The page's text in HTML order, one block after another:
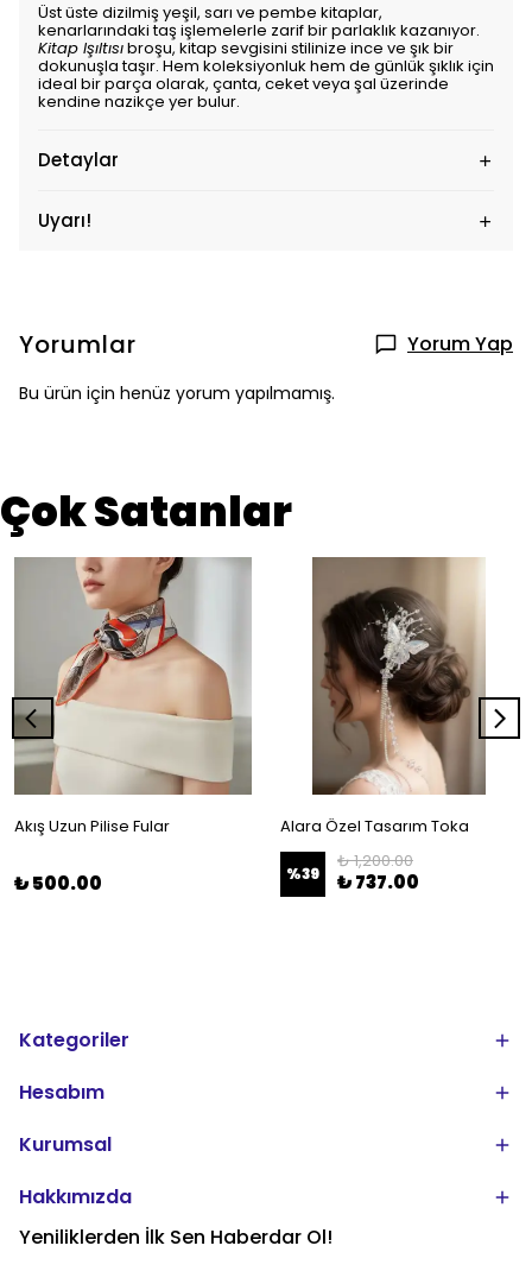
Üst üste dizilmiş yeşil, sarı ve pembe kitaplar,
kenarlarındaki taş işlemelerle zarif bir parlaklık kazanıyor.
Kitap Işıltısıbroşu, kitap sevgisini stilinize ince ve şık bir
dokunuşla taşır. Hem koleksiyonluk hem de günlük şıklık için
ideal bir parça olarak, çanta, ceket veya şal üzerinde
kendine nazikçe yer bulur.
Detaylar
Uyarı!
Yorumlar Yorum Yap
Bu ürün için henüz yorum yapılmamış.
Çok Satanlar
Akış Uzun Pilise Fular
₺ 500.00
Alara Özel Tasarım Toka
%39
₺ 1,200.00
₺ 737.00
Kategoriler
Hesabım
Kurumsal
Hakkımızda
Yeniliklerden İlk Sen Haberdar Ol!